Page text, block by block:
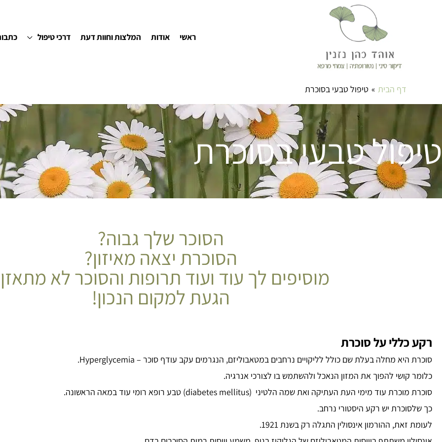
ראשי אודות המלצות וחוות דעת דרכי טיפול
דף הבית טיפול טבעי בסוכרת
טיפול טבעי בסוכרת
הסוכר שלך גבוה?
הסוכרת יצאה מאיזון?
מוסיפים לך עוד ועוד תרופות והסוכר לא
הגעת למקום הנכון!
רקע כללי על סוכרת
סוכרת היא מחלה בעלת שם כולל לליקויים נרחבים במטאבוליזם, הנגרמים עקב עודף סוכר – Hyperglycemia.
כלומר קושי להפוך את המזון הנאכל ולהשתמש בו לצורכי אנרגיה.
סוכרת מוכרת עוד מימי העת העתיקה ואת שמה הלטיני (diabetes mellitus) טבע רופא רומי עוד במאה הראשונה.
כך שלסוכרת יש רקע היסטורי נרחב.
לעומת זאת, ההורמון אינסולין התגלה רק בשנת 1921.